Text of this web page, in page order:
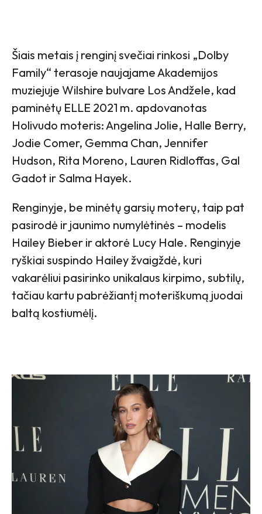
Šiais metais į renginį svečiai rinkosi „Dolby
Family“ terasoje naujajame Akademijos
muziejuje Wilshire bulvare Los Andžele, kad
paminėtų ELLE 2021 m. apdovanotas
Holivudo moteris: Angelina Jolie, Halle Berry,
Jodie Comer, Gemma Chan, Jennifer
Hudson, Rita Moreno, Lauren Ridloffas, Gal
Gadot ir Salma Hayek.
Renginyje, be minėtų garsių moterų, taip pat
pasirodė ir jaunimo numylėtinės – modelis
Hailey Bieber ir aktorė Lucy Hale. Renginyje
ryškiai suspindo Hailey žvaigždė, kuri
vakarėliui pasirinko unikalaus kirpimo, subtilų,
tačiau kartu pabrėžiantį moteriškumą juodai
baltą kostiumėlį.